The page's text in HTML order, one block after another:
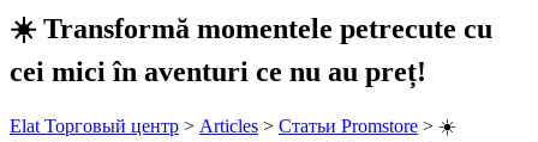
☀️ Transformă momentele petrecute cu
cei mici în aventuri ce nu au preț!
Elat Торговый центр > Articles > Статьи Promstore > ☀️